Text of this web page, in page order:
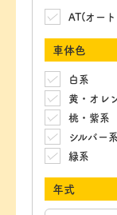
AT(オー
車体色
白系
黄・オレ
桃・紫系
シルバー系
緑系
年式